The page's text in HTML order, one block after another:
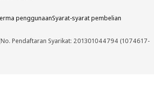
penggunaanSyarat-syarat pembelian
Pendaftaran Syarikat: 201301044794 (1074617-